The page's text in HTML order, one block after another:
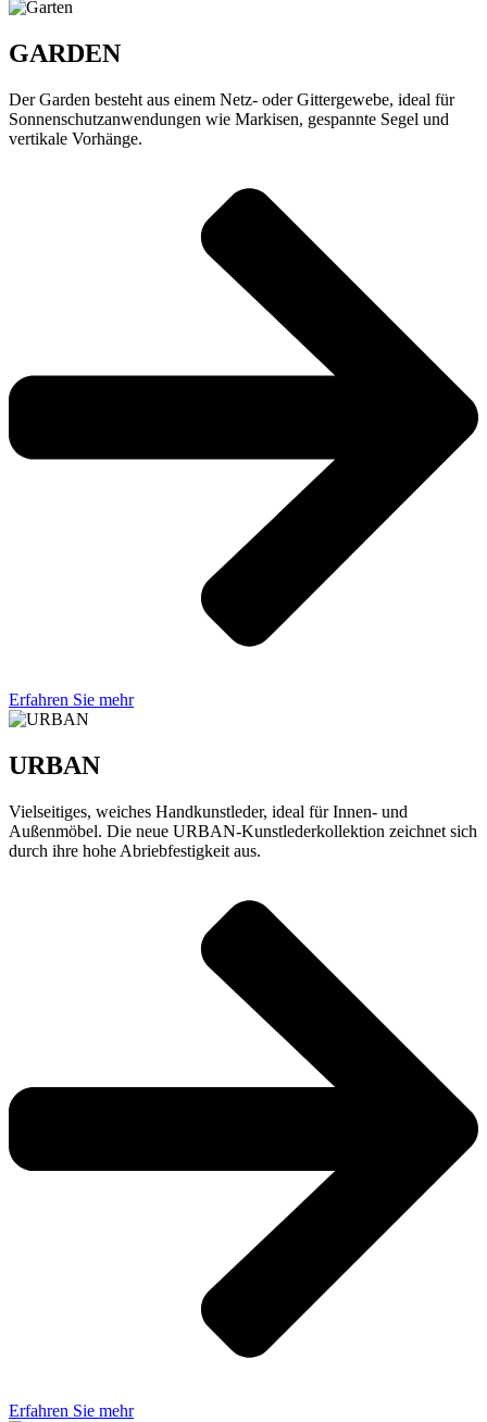
GARDEN
Der Garden besteht aus einem Netz- oder Gittergewebe, ideal für
Sonnenschutzanwendungen wie Markisen, gespannte Segel und
vertikale Vorhänge.
Erfahren Sie mehr
URBAN
Vielseitiges, weiches Handkunstleder, ideal für Innen- und
Außenmöbel. Die neue URBAN-Kunstlederkollektion zeichnet sich
durch ihre hohe Abriebfestigkeit aus.
Erfahren Sie mehr